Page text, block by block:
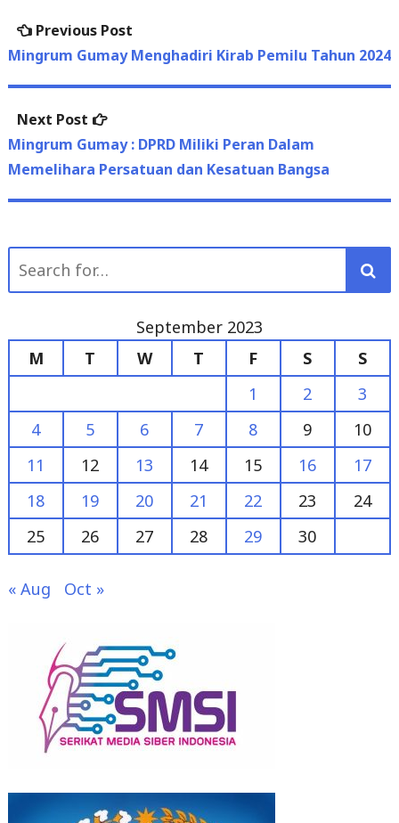
navigation
Next Post
Next
Memelihara Persatuan dan Kesatuan Bangsa
for:
September 2023
W T F
1
2
3
8 9
10
11
12 13 14 15 16
17
18
19 20 21 22 23
24
25
26 27 28 29 30
« Aug Oct »